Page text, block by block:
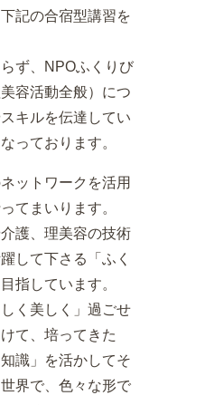
記の合宿型講習を
ず、NPOふくりび
容活動全般）につ
キルを伝達してい
っております。
ットワークを活用
てまいります。
護、理美容の技術
して下さる「ふく
指しています。
しく美しく」過ごせ
て、培ってきた
識」を活かしてそ
界で、色々な形で